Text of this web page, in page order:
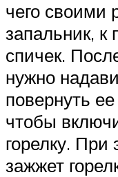
чего своими
запальник,
спичек.
нужно
повернуть
чтобы
горелку. При
зажжет